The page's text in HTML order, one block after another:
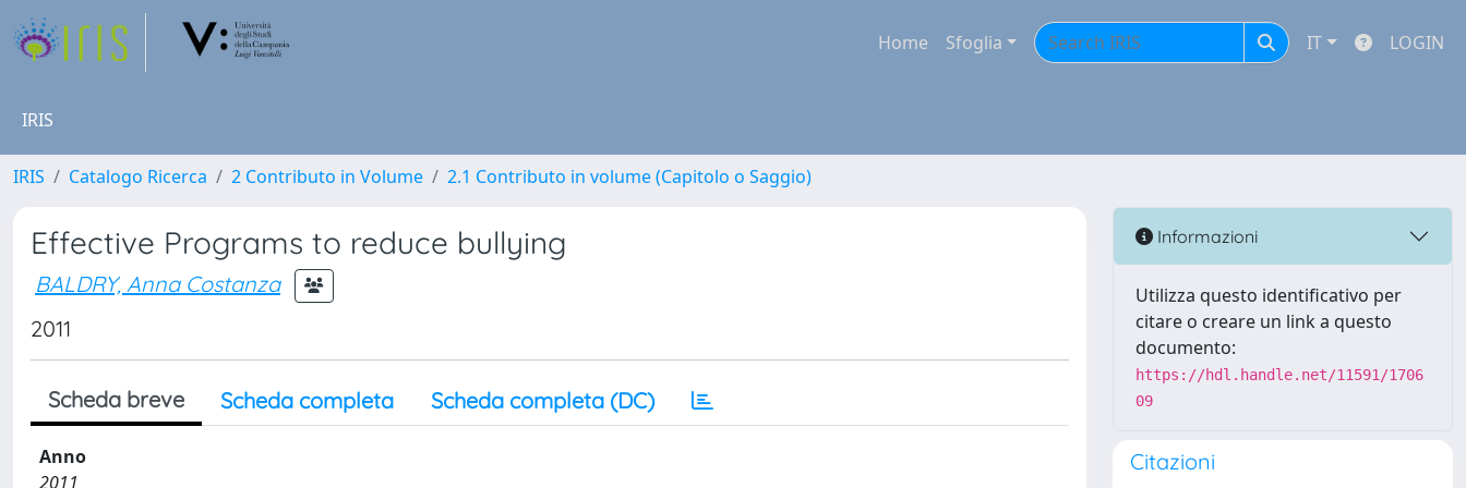
Home Sfoglia IT LOGIN
IRIS
IRIS Catalogo Ricerca 2 Contributo in Volume 2.1 Contributo in volume (Capitolo o Saggio)
Effective Programs to reduce bullying
BALDRY, Anna Costanza
2011
Scheda breve Scheda completa Scheda completa (DC)
Anno
2011
Informazioni
Utilizza questo identificativo per
citare o creare un link a questo
documento:
https://hdl.handle.net/11591/1706
09
Citazioni